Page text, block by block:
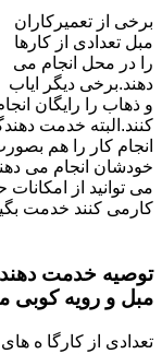
برخی از تعمیرکاران
مبل تعدادی از کارها
را در محل انجام می
دهند.برخی دیگر ایاب
و ذهاب را رایگان
کنند.البته خدمت
انجام کار را هم
خودشان انجام می
می توانید از
کارمی کنند خدمت
توصیه خدمت
مبل و رویه کوبی
تعدادی از کارگا ه